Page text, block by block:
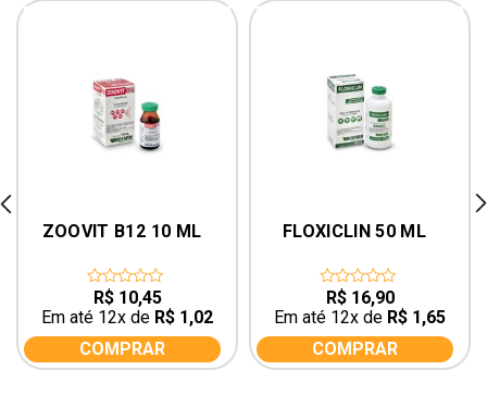
ZOOVIT B12 10 ML
out
of
5
R$10,45
Em até 12x de R$ 1,02
COMPRAR
FLOXICLIN 50 ML
out
of
5
R$16,90
Em até 12x de R$ 1,65
COMPRAR